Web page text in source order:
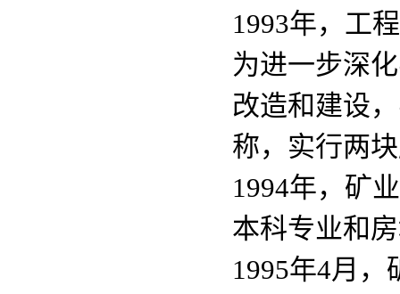
1993年，工
为进一步深
改造和建设
称，实行两
1994年，矿
本科专业和
1995年4月